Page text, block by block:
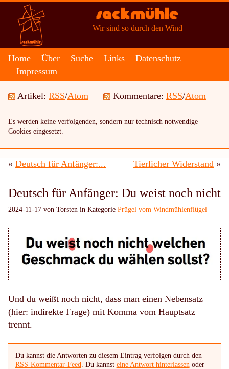
Sackmühle
Wir sind so durch den Wind
Home Über Suche Links
Datenschutz
Impressum
Artikel: RSS/Atom Kommentare: RSS/Atom
Es werden keine verfolgenden, sondern nur technisch notwendige
Cookies eingesetzt.
« Deutsch für Anfänger:... Tierlicher Widerstand »
Deutsch für Anfänger: Du weist noch nicht
2024-11-17 von Torsten in Kategorie Prügel vom Windmühlenflügel
Und du weißt noch nicht, dass man einen Nebensatz
(hier: indirekte Frage) mit Komma vom Hauptsatz
trennt.
Du kannst die Antworten zu diesem Eintrag verfolgen durch den
RSS-Kommentar-Feed
. Du kannst eine Antwort hinterlassen oder